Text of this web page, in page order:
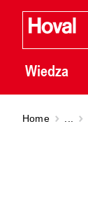
Wiedza
Home